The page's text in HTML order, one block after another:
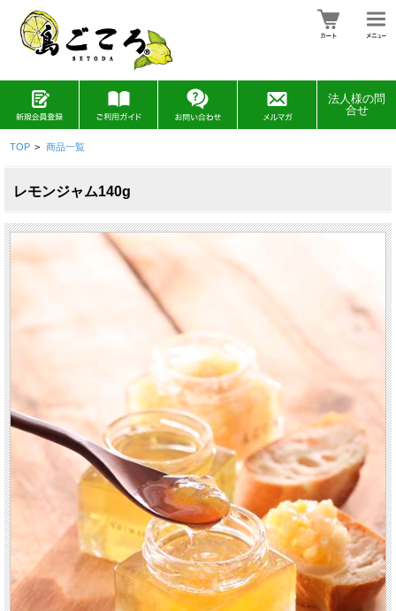
法人様の問
合せ
TOP > 商品一覧
レモンジャム140g